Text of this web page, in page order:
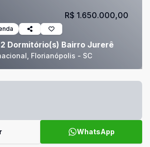
Dormitório(s) Bairro Jurerê
Florianópolis - SC
R$ 1.650.000,00
WhatsApp